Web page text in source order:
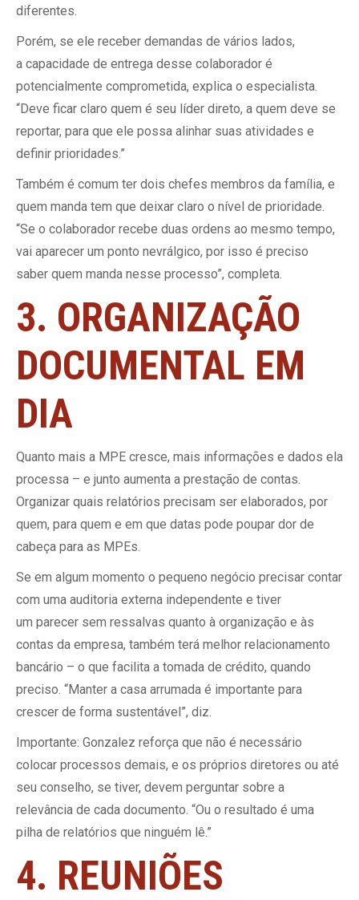
diferentes.
Porém, se ele receber demandas de vários lados,
a capacidade de entrega desse colaborador é
potencialmente comprometida, explica o especialista.
“Deve ficar claro quem é seu líder direto, a quem deve se
reportar, para que ele possa alinhar suas atividades e
definir prioridades.”
Também é comum ter dois chefes membros da família, e
quem manda tem que deixar claro o nível de prioridade.
“Se o colaborador recebe duas ordens ao mesmo tempo,
vai aparecer um ponto nevrálgico, por isso é preciso
saber quem manda nesse processo”, completa.
3. ORGANIZAÇÃO
DOCUMENTAL EM
DIA
Quanto mais a MPE cresce, mais informações e dados ela
processa – e junto aumenta a prestação de contas.
Organizar quais relatórios precisam ser elaborados, por
quem, para quem e em que datas pode poupar dor de
cabeça para as MPEs.
Se em algum momento o pequeno negócio precisar contar
com uma auditoria externa independente e tiver
um parecer sem ressalvas quanto à organização e às
contas da empresa, também terá melhor relacionamento
bancário – o que facilita a tomada de crédito, quando
preciso. “Manter a casa arrumada é importante para
crescer de forma sustentável”, diz.
Importante: Gonzalez reforça que não é necessário
colocar processos demais, e os próprios diretores ou até
seu conselho, se tiver, devem perguntar sobre a
relevância de cada documento. “Ou o resultado é uma
pilha de relatórios que ninguém lê.”
4. REUNIÕES